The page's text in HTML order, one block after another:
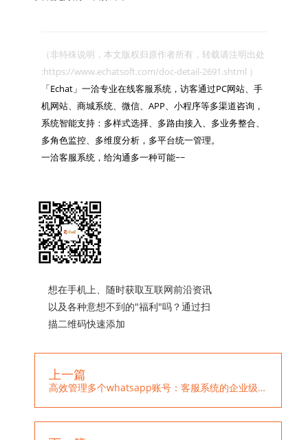
（非特殊说明，本文版权归原作者所有，转载请注明出处
:https://www.echatsoft.com/doc-detail-2691.shtml ）
「Echat」一洽专业在线客服系统，访客通过PC网站、手
机网站、商城系统、微信、APP、小程序等多渠道咨询，
系统智能支持：多样式选择、多路由接入、多业务整合、
多角色监控、多维度分析，多平台统一管理。
一洽客服系统，给沟通多一种可能~~
想在手机上、随时获取互联网前沿资讯
以及各种意想不到的"福利"吗？通过扫
描二维码快速添加
上一篇
高效管理多个whatsapp账号：客服系统的企业级路由分配解决方案